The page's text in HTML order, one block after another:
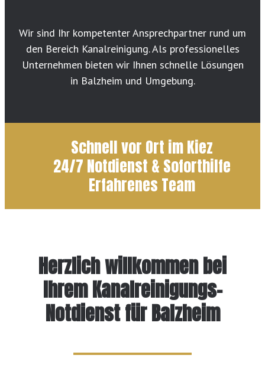
Wir sind Ihr kompetenter Ansprechpartner rund um
den Bereich Kanalreinigung. Als professionelles
Unternehmen bieten wir Ihnen schnelle Lösungen
in Balzheim und Umgebung.
Schnell vor Ort im Kiez
24/7 Notdienst & Soforthilfe
Erfahrenes Team
Herzlich willkommen bei
Ihrem Kanalreinigungs-
Notdienst für Balzheim